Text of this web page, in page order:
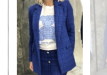
комплект
пола
синьо
комплект
пола
синьо
комплект
пола
синьо
комплект
пола
синьо
комплект
пола
синьо
комплект
пола
синьо
комплект
пола
синьо
комплект
пола
синьо